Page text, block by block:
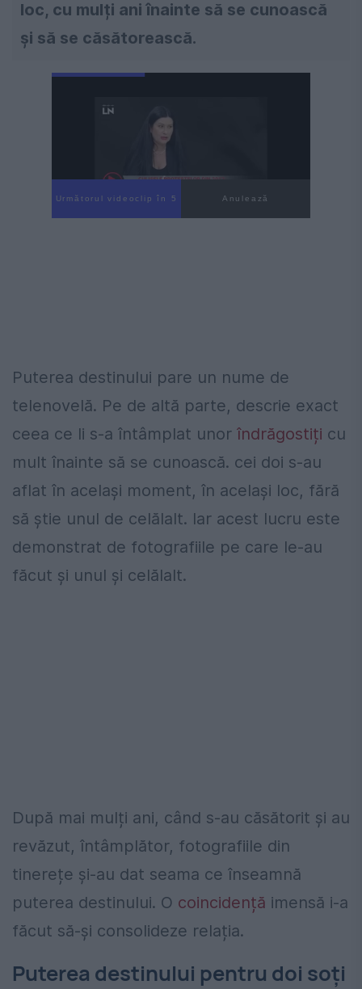
loc, cu mulți ani înainte să se cunoască
și să se căsătorească.
Următorul videoclip în 4 Anulează
Puterea destinului pare un nume de
telenovelă. Pe de altă parte, descrie exact
ceea ce li s-a întâmplat unor îndrăgostiți cu
mult înainte să se cunoască. cei doi s-au
aflat în același moment, în același loc, fără
să știe unul de celălalt. Iar acest lucru este
demonstrat de fotografiile pe care le-au
făcut și unul și celălalt.
După mai mulți ani, când s-au căsătorit și au
revăzut, întâmplător, fotografiile din
tinerețe și-au dat seama ce înseamnă
puterea destinului. O coincidență imensă i-a
făcut să-și consolideze relația.
Puterea destinului pentru doi soți